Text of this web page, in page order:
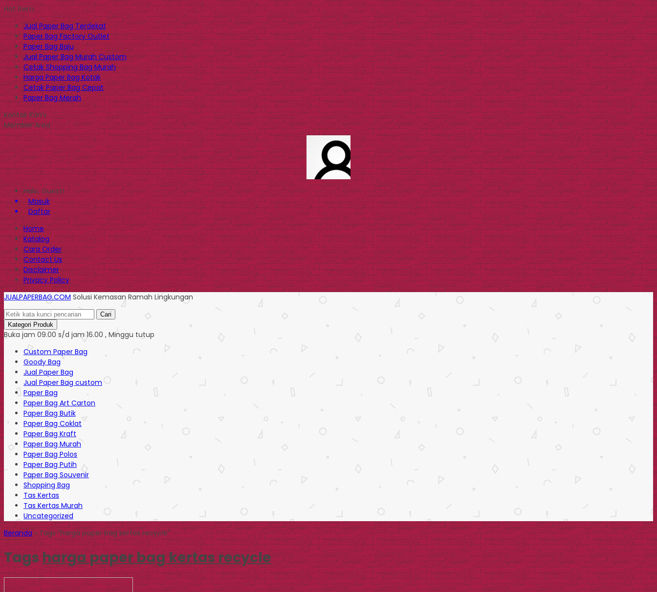
Hot Item
Jual Paper Bag Terdekat
Paper Bag Factory Outlet
Paper Bag Baju
Jual Paper Bag Murah Custom
Cetak Shopping Bag Murah
Harga Paper Bag Kotak
Cetak Paper Bag Cepat
Paper Bag Merah
Kontak Kami
Member Area
Halo, Guest!
Masuk
Daftar
Home
Katalog
Cara Order
Contact Us
Disclaimer
Privacy Policy
JUALPAPERBAG.COM Solusi Kemasan Ramah Lingkungan
Cari
Kategori Produk
Buka jam 09.00 s/d jam 16.00 , Minggu tutup
Custom Paper Bag
Goody Bag
Jual Paper Bag
Jual Paper Bag custom
Paper Bag
Paper Bag Art Carton
Paper Bag Butik
Paper Bag Coklat
Paper Bag Kraft
Paper Bag Murah
Paper Bag Polos
Paper Bag Putih
Paper Bag Souvenir
Shopping Bag
Tas Kertas
Tas Kertas Murah
Uncategorized
Beranda»Tags "harga paper bag kertas recycle"
Tagsharga paper bag kertas recycle